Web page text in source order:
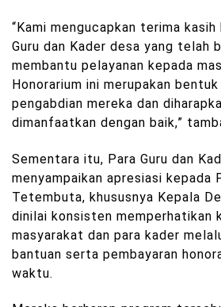
“Kami mengucapkan terima
Guru dan Kader desa yang telah
membantu pelayanan kepada
Honorarium ini merupakan
pengabdian mereka dan
dimanfaatkan dengan baik,”
Sementara itu, Para Guru dan
menyampaikan apresiasi kepada
Tetembuta, khususnya Kepala
dinilai konsisten memperhatikan
masyarakat dan para kader
bantuan serta pembayaran
waktu.